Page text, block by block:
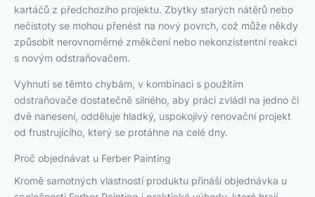
kartáčů z předchozího projektu. Zbytky starých nátěrů nebo
nečistoty se mohou přenést na nový povrch, což může někdy
způsobit nerovnoměrné změkčení nebo nekonzistentní reakci
s novým odstraňovačem.
Vyhnutí se těmto chybám, v kombinaci s použitím
odstraňovače dostatečně silného, aby práci zvládl na jedno či
dvě nanesení, odděluje hladký, uspokojivý renovační projekt
od frustrujícího, který se protáhne na celé dny.
Proč objednávat u Ferber Painting
Kromě samotných vlastností produktu přináší objednávka u